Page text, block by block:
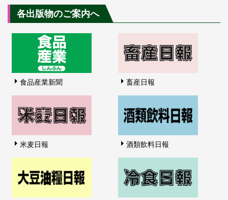
各出版物のご案内へ
食品産業新聞 畜産日報
米麦日報 酒類飲料日報